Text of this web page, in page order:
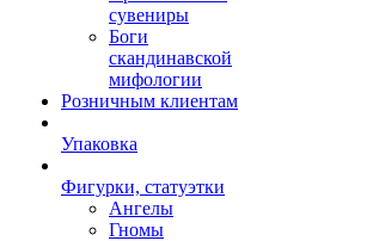
сувениры
Боги
скандинавской
мифологии
Розничным клиентам
Упаковка
Фигурки, статуэтки
Ангелы
Гномы